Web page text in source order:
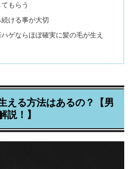
もらう
ける事が大切
ゲならほぼ確実に髪の毛が生え
える方法はあるの？【男
説！】